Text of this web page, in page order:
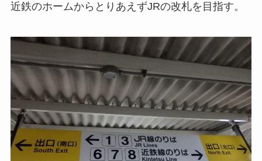
近鉄のホームからとりあえずJRの改札を目指す。